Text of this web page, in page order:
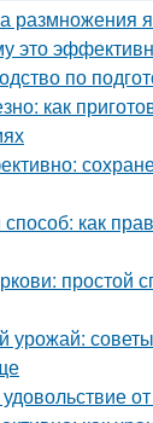
размножения
это
по
как
как
простой
урожай:
удовольствие